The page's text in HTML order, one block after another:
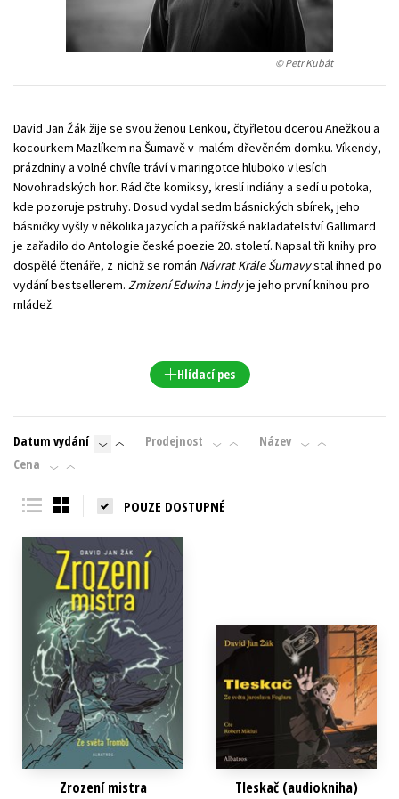
Zahraniční literatura Zdraví a životní styl
© Petr Kubát
David Jan Žák žije se svou ženou Lenkou, čtyřletou dcerou Anežkou a
kocourkem Mazlíkem na Šumavě v malém dřevěném domku. Víkendy,
prázdniny a volné chvíle tráví v maringotce hluboko v lesích
Novohradských hor. Rád čte komiksy, kreslí indiány a sedí u potoka,
kde pozoruje pstruhy. Dosud vydal sedm básnických sbírek, jeho
básničky vyšly v několika jazycích a pařížské nakladatelství Gallimard
je zařadilo do Antologie české poezie 20. století. Napsal tři knihy pro
dospělé čtenáře, z nichž se román Návrat Krále Šumavystal ihned po
vydání bestsellerem. Zmizení Edwina Lindyje jeho první knihou pro
mládež.
Hlídací pes
Datum vydání Prodejnost
Název
Cena
POUZE DOSTUPNÉ
Zrození mistra Tleskač (audiokniha)